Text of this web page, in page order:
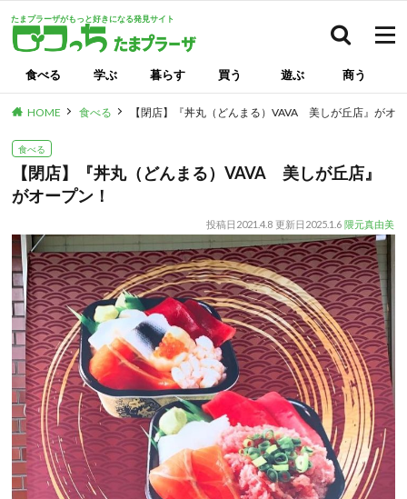
たまプラーザがもっと好きになる発見サイト
食べる 学ぶ 暮らす 買う 遊ぶ 商う
HOME 食べる 【閉店】『丼丸（どんまる）VAVA 美しが丘店』がオ
食べる
【閉店】『丼丸（どんまる）VAVA 美しが丘店』
がオープン！
投稿日 2021.4.8 更新日 2025.1.6 隈元真由美